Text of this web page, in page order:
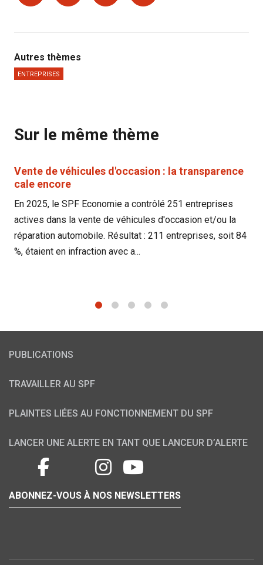
Autres thèmes
ENTREPRISES
Sur le même thème
Vente de véhicules d'occasion : la transparence
cale encore
En 2025, le SPF Economie a contrôlé 251 entreprises
actives dans la vente de véhicules d'occasion et/ou la
réparation automobile. Résultat : 211 entreprises, soit 84
%, étaient en infraction avec a...
PUBLICATIONS
TRAVAILLER AU SPF
PLAINTES LIÉES AU FONCTIONNEMENT DU SPF
LANCER UNE ALERTE EN TANT QUE LANCEUR D’ALERTE
ABONNEZ-VOUS À NOS NEWSLETTERS